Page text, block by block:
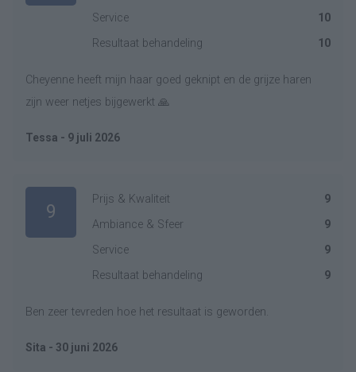
Service
10
Resultaat behandeling
10
Cheyenne heeft mijn haar goed geknipt en de grijze haren
zijn weer netjes bijgewerkt 🙏
Tessa - 9 juli 2026
9
Prijs & Kwaliteit
9
Ambiance & Sfeer
9
Service
9
Resultaat behandeling
9
Ben zeer tevreden hoe het resultaat is geworden.
Sita - 30 juni 2026